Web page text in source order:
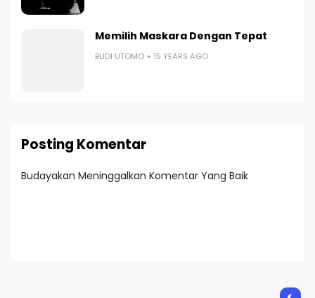
Memilih Maskara Dengan Tepat
BUDI UTOMO 15 YEARS AGO
Posting Komentar
Budayakan Meninggalkan Komentar Yang Baik